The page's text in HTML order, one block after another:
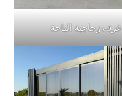
غرف زجاجية الباحة